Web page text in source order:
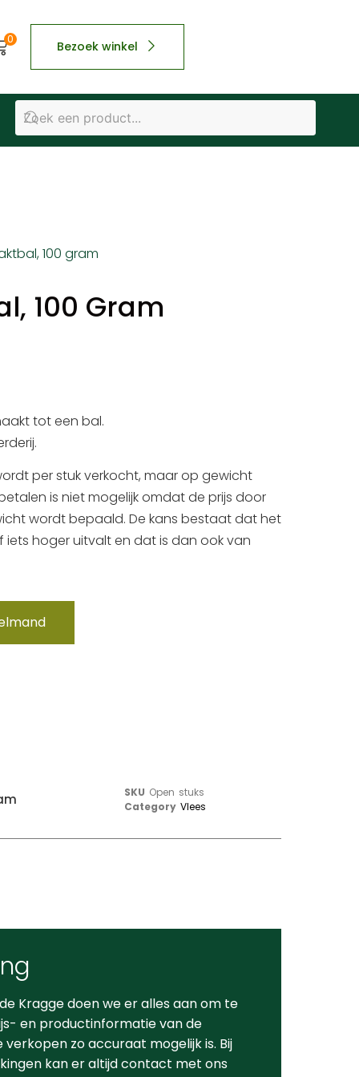
0 Bezoek winkel
100 gram
100 Gram
tot een bal.
per stuk verkocht, maar op gewicht
is niet mogelijk omdat de prijs door
wordt bepaald. De kans bestaat dat het
iets hoger uitvalt en dat is dan ook van
SKU Open stuks
Category Vlees
Kragge doen we er alles aan om te
en productinformatie van de
zo accuraat mogelijk is. Bij
kan er altijd contact met ons